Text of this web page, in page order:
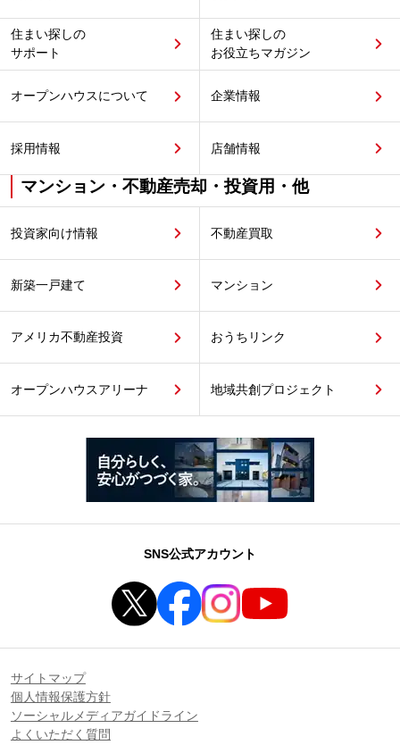
住まい探しの
サポート
住まい探しの
お役立ちマガジン
オープンハウスについて 企業情報
採用情報 店舗情報
マンション・不動産売却・投資用・他
投資家向け情報 不動産買取
新築一戸建て マンション
アメリカ不動産投資 おうちリンク
オープンハウスアリーナ 地域共創プロジェクト
SNS公式アカウント
サイトマップ
個人情報保護方針
ソーシャルメディアガイドライン
よくいただく質問